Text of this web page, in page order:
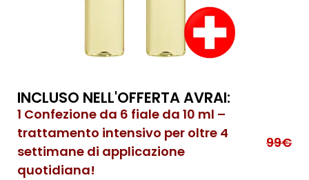
INCLUSO NELL'OFFERTA AVRAI:
1 Confezione da 6 fiale da 10 ml –
trattamento intensivo per oltre 4
settimane di applicazione
quotidiana!
99€